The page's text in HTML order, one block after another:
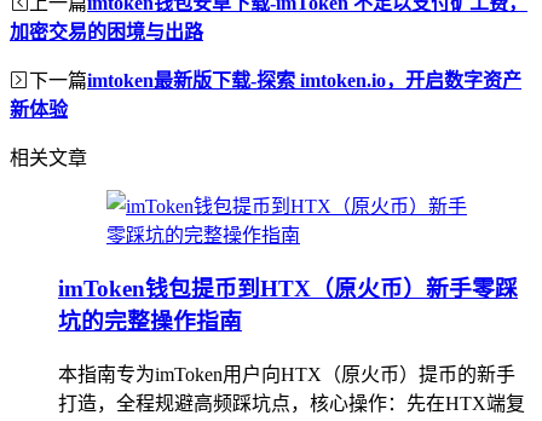
加密交易的困境与出路
下一篇imtoken最新版下载-探索 imtoken.io，开启数字资产
新体验
相关文章
imToken钱包提币到HTX（原火币）新手零踩
坑的完整操作指南
本指南专为imToken用户向HTX（原火币）提币的新手
打造，全程规避高频踩坑点，核心操作：先在HTX端复